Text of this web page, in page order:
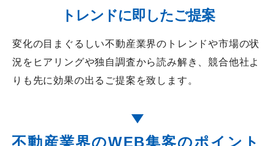
トレンドに即したご提案
変化の目まぐるしい不動産業界のトレンドや市場の状
況をヒアリングや独自調査から読み解き、競合他社よ
りも先に効果の出るご提案を致します。
不動産業界のWEB集客のポイント